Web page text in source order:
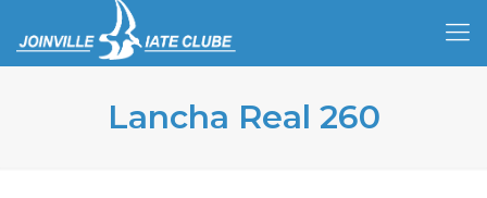
Lancha Real 260